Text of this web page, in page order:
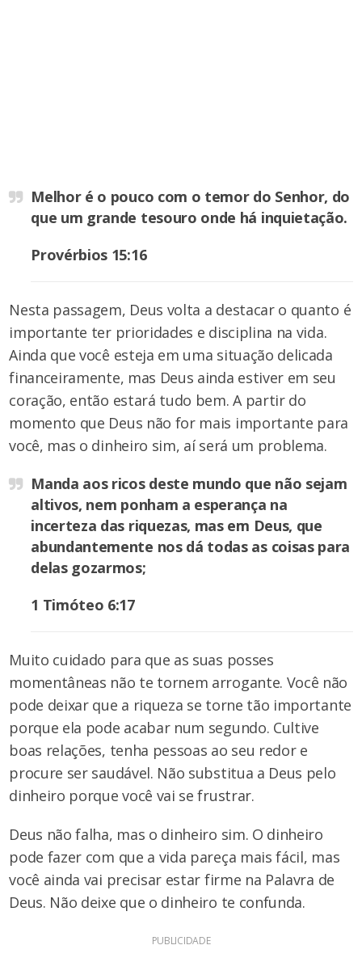
Melhor é o pouco com o temor do Senhor, do
que um grande tesouro onde há inquietação.
Provérbios 15:16
Nesta passagem, Deus volta a destacar o quanto é
importante ter prioridades e disciplina na vida.
Ainda que você esteja em uma situação delicada
financeiramente, mas Deus ainda estiver em seu
coração, então estará tudo bem. A partir do
momento que Deus não for mais importante para
você, mas o dinheiro sim, aí será um problema.
Manda aos ricos deste mundo que não sejam
altivos, nem ponham a esperança na
incerteza das riquezas, mas em Deus, que
abundantemente nos dá todas as coisas para
delas gozarmos;
1 Timóteo 6:17
Muito cuidado para que as suas posses
momentâneas não te tornem arrogante. Você não
pode deixar que a riqueza se torne tão importante
porque ela pode acabar num segundo. Cultive
boas relações, tenha pessoas ao seu redor e
procure ser saudável. Não substitua a Deus pelo
dinheiro porque você vai se frustrar.
Deus não falha, mas o dinheiro sim. O dinheiro
pode fazer com que a vida pareça mais fácil, mas
você ainda vai precisar estar firme na Palavra de
Deus. Não deixe que o dinheiro te confunda.
PUBLICIDADE